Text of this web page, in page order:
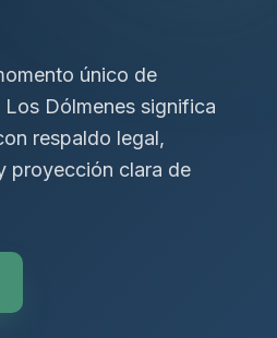
único de
Dólmenes significa
respaldo legal,
proyección clara de